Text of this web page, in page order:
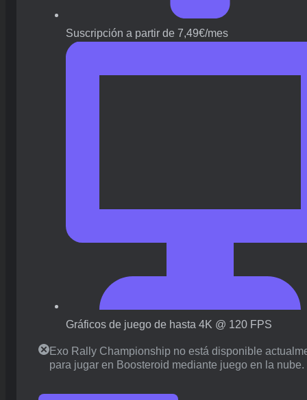
Suscripción a partir de 7,49€/mes
Gráficos de juego de hasta 4K @ 120 FPS
Exo Rally Championship no está disponible
para jugar en Boosteroid mediante juego en la nube.